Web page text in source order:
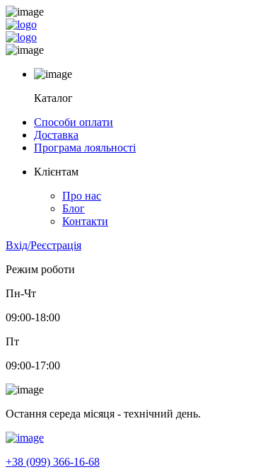
Каталог
Способи оплати
Доставка
Програма лояльності
Клієнтам
Про нас
Блог
Контакти
Вхід/Реєстрація
Режим роботи
Пн-Чт
09:00-18:00
Пт
09:00-17:00
Остання середа місяця - технічний день.
+38 (099) 366-16-68